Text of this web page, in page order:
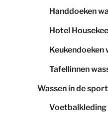
Handdoeken
Hotel
Keukendoeken
Tafellinnen
Wassen in de sport
Voetbalkleding